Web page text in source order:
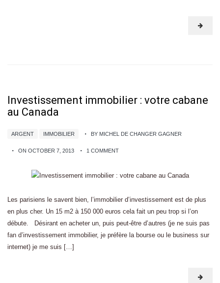
Investissement immobilier : votre cabane
au Canada
ARGENT IMMOBILIER BY MICHEL DE CHANGER GAGNER
ON OCTOBER 7, 2013 1 COMMENT
Les parisiens le savent bien, l’immobilier d’investissement est de plus
en plus cher. Un 15 m2 à 150 000 euros cela fait un peu trop si l’on
débute. Désirant en acheter un, puis peut-être d’autres (je ne suis pas
fan d’investissement immobilier, je préfère la bourse ou le business sur
internet) je me suis […]